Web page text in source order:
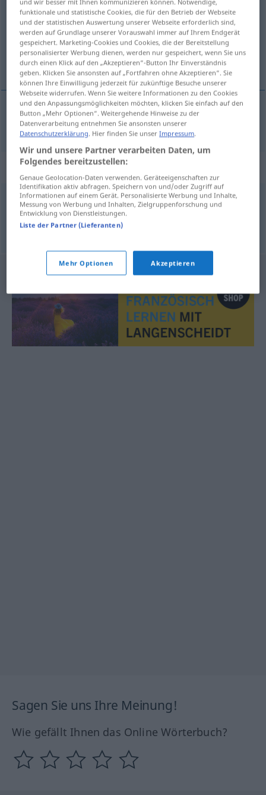
Übersicht aller Übersetzungen
(Für mehr Details die Übersetzung anklicken/antippen)
break
breakm Break TENNIS
Synonyme für "Break"
Gegenangriff,Konter,Gegenstoß
Sagen Sie uns Ihre Meinung!
Wie gefällt Ihnen das Online Wörterbuch?
funktionale und statistische Cookies, die für den Betrieb der Webseite
und der statistischen Auswertung unserer Webseite erforderlich sind,
werden auf Grundlage unserer Vorauswahl immer auf Ihrem Endgerät
gespeichert. Marketing-Cookies und Cookies, die der Bereitstellung
personalisierter Werbung dienen, werden nur gespeichert, wenn Sie uns
durch einen Klick auf den „Akzeptieren“-Button Ihr Einverständnis
geben. Klicken Sie ansonsten auf „Fortfahren ohne Akzeptieren“. Sie
können Ihre Einwilligung jederzeit für zukünftige Besuche unserer
Webseite widerrufen. Wenn Sie weitere Informationen zu den Cookies
und den Anpassungsmöglichkeiten möchten, klicken Sie einfach auf den
Button „Mehr Optionen“. Weitergehende Hinweise zu der
Datenverarbeitung entnehmen Sie ansonsten unserer
Datenschutzerklärung . Hier finden Sie unserImpressum
Wir und unsere Partner verarbeiten Daten, um
Folgendes bereitzustellen:
Genaue Geolocation-Daten verwenden. Geräteeigenschaften zur
Identifikation aktiv abfragen. Speichern von und/oder Zugriff auf
Informationen auf einem Gerät. Personalisierte Werbung und Inhalte,
Messung von Werbung und Inhalten, Zielgruppenforschung und
Entwicklung von Dienstleistungen.
Liste der Partner (Lieferanten)
Mehr Optionen Akzeptieren